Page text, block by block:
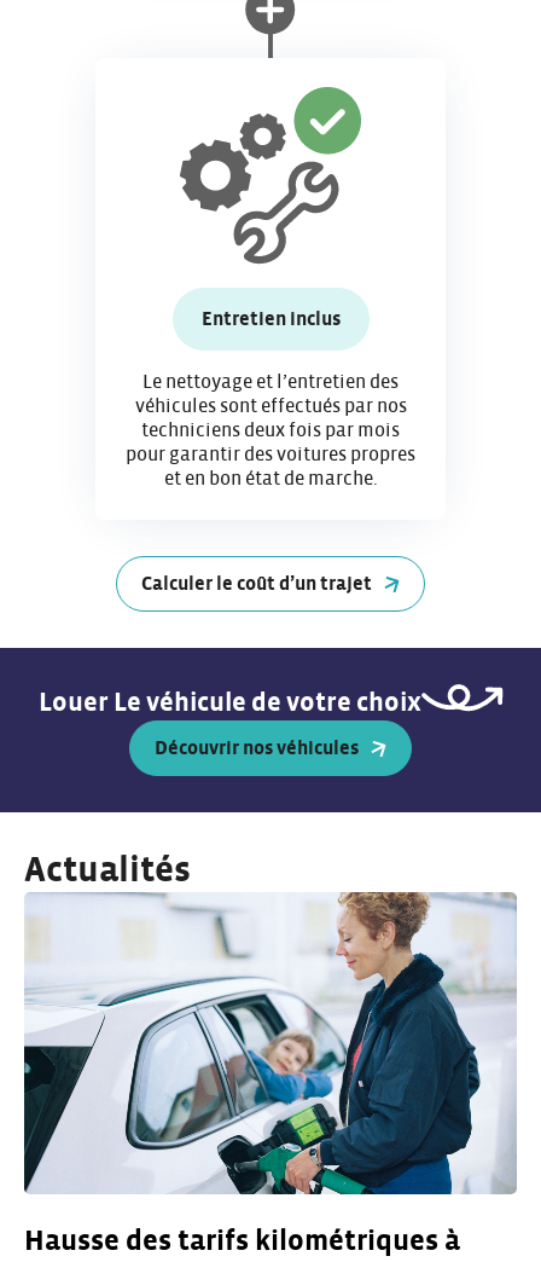
Entretien inclus
Le nettoyage et l’entretien des
véhicules sont effectués par nos
techniciens deux fois par mois
pour garantir des voitures propres
et en bon état de marche.
Calculer le coût d’un trajet
Louer Le véhicule de votre choix
Découvrir nos véhicules
Actualités
Hausse des tarifs kilométriques à